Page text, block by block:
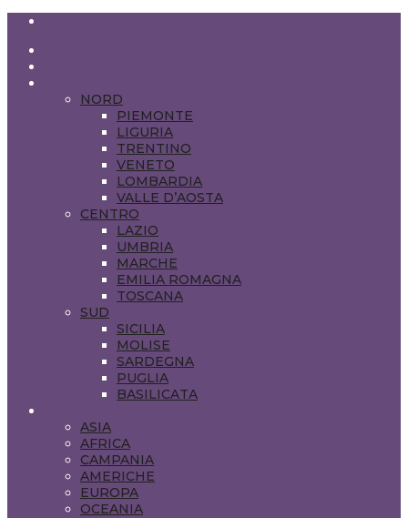
NORD
PIEMONTE
LIGURIA
TRENTINO
VENETO
LOMBARDIA
VALLE D’AOSTA
CENTRO
LAZIO
UMBRIA
MARCHE
EMILIA ROMAGNA
TOSCANA
SUD
SICILIA
MOLISE
SARDEGNA
PUGLIA
BASILICATA
ASIA
AFRICA
CAMPANIA
AMERICHE
EUROPA
OCEANIA